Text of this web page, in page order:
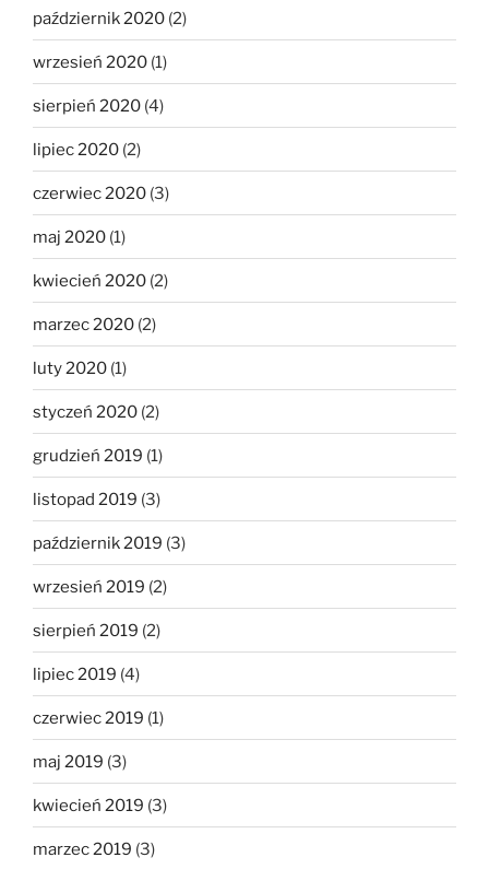
październik 2020 (2)
wrzesień 2020 (1)
sierpień 2020 (4)
lipiec 2020 (2)
czerwiec 2020 (3)
maj 2020 (1)
kwiecień 2020 (2)
marzec 2020 (2)
luty 2020 (1)
styczeń 2020 (2)
grudzień 2019 (1)
listopad 2019 (3)
październik 2019 (3)
wrzesień 2019 (2)
sierpień 2019 (2)
lipiec 2019 (4)
czerwiec 2019 (1)
maj 2019 (3)
kwiecień 2019 (3)
marzec 2019 (3)